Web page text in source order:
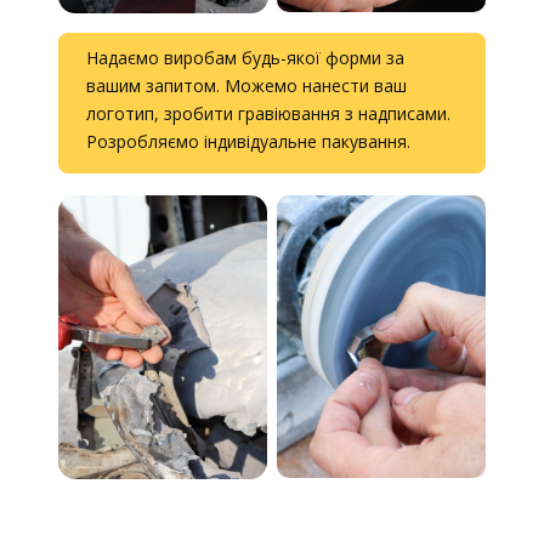
Надаємо виробам будь-якої форми за
вашим запитом. Можемо нанести ваш
логотип, зробити гравіювання з надписами.
Розробляємо індивідуальне пакування.